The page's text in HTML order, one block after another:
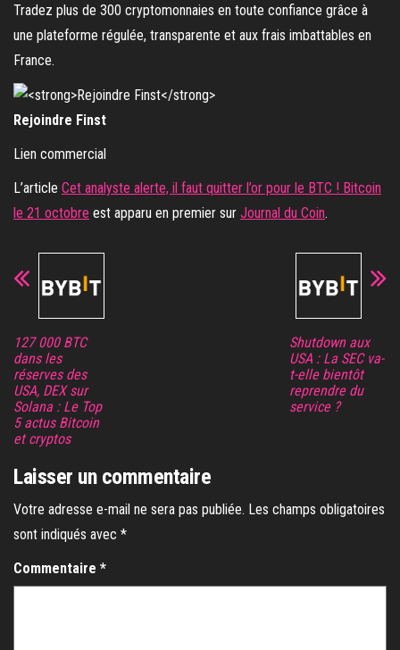
Tradez plus de 300 cryptomonnaies en toute confiance grâce à
une plateforme régulée, transparente et aux frais imbattables en
France.
Rejoindre Finst
Lien commercial
L’article Cet analyste alerte, il faut quitter l’or pour le BTC ! Bitcoin
le 21 octobre est apparu en premier sur Journal du Coin.
127 000 BTC
dans les
réserves des
USA, DEX sur
Solana : Le Top
5 actus Bitcoin
et cryptos
Shutdown aux
USA : La SEC va-
t-elle bientôt
reprendre du
service ?
Laisser un commentaire
Votre adresse e-mail ne sera pas publiée. Les champs obligatoires
sont indiqués avec *
Commentaire *